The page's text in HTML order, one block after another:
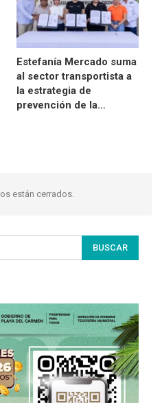
Estefanía Mercado suma
al sector transportista a
la estrategia de
prevención de la…
están cerrados.